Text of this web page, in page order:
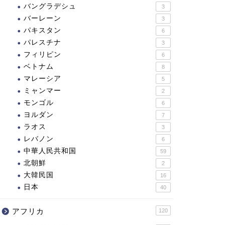
バングラデシュ 3
バーレーン 3
パキスタン 6
パレスチナ 3
フィリピン 6
ベトナム 8
マレーシア 5
ミャンマー 2
モンゴル 6
ヨルダン 7
ラオス 3
レバノン 6
中華人民共和国 59
北朝鮮 2
大韓民国 16
日本 40
アフリカ 120